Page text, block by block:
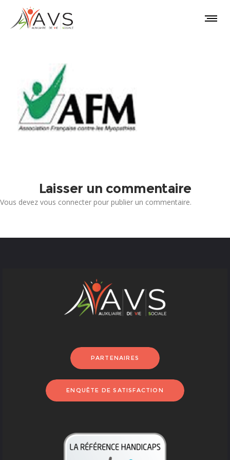
Laisser un commentaire
Vous devez vous connecter pour publier un commentaire.
PARTENAIRES
ENQUÊTE DE SATISFACTION